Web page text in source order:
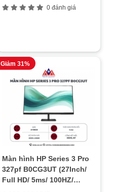
0 đánh giá
Giảm 31%
Màn hình HP Series 3 Pro
327pf B0CG3UT (27Inch/
Full HD/ 5ms/ 100HZ/